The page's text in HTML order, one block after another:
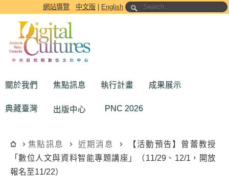
跳到主要內容區塊網站導覽 中文版 English
關於我們 焦點訊息 執行計畫 成果展示
典藏臺灣 出版中心 PNC 2026
焦點訊息 近期消息
【活動預告】曾蕾教授
「數位人文與資料智能專題講座」（11/29、12/1，開放
報名至11/22）